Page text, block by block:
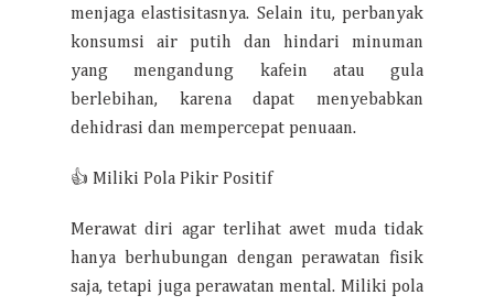
menjaga elastisitasnya. Selain itu, perbanyak
konsumsi air putih dan hindari minuman
yang mengandung kafein atau gula
berlebihan, karena dapat menyebabkan
dehidrasi dan mempercepat penuaan.
👍 Miliki Pola Pikir Positif
Merawat diri agar terlihat awet muda tidak
hanya berhubungan dengan perawatan fisik
saja, tetapi juga perawatan mental. Miliki pola